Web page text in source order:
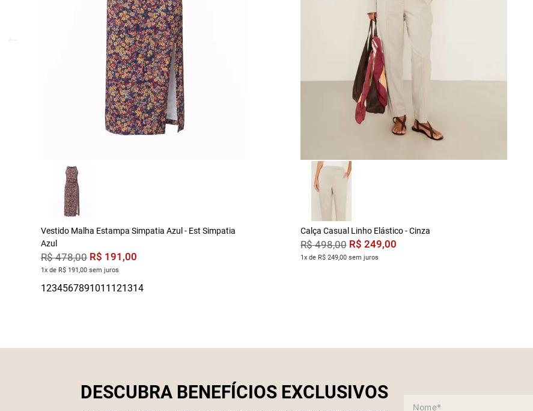
Vestido Malha Estampa Simpatia Azul - Est Simpatia
Azul
R$ 478,00 R$ 191 ,00
1x de R$ 191,00 sem juros
Calça Casual Linho Elástico - Cinza
R$ 498,00 R$ 249,00
1x de R$ 249,00 sem juros
DESCUBRA BENEFÍCIOS EXCLUSIVOS